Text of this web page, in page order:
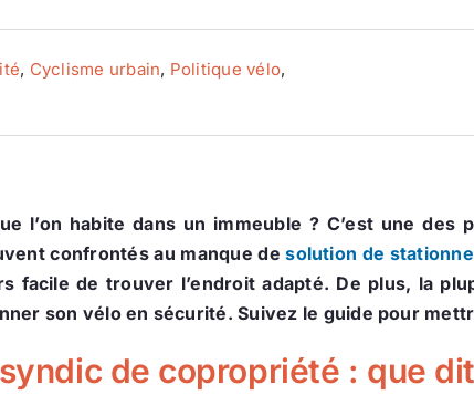
, Cyclisme urbain, Politique vélo,
l’on habite dans un immeuble ? C’est une
confrontés au manque desolution de
facile de trouver l’endroit adapté. De plus, la
son vélo en sécurité. Suivez le guide pour
de copropriété : que